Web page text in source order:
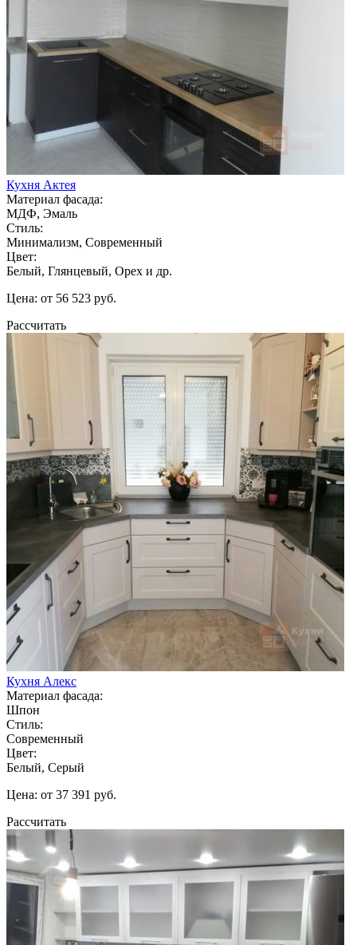
Кухня Актея
Материал фасада:
МДФ, Эмаль
Стиль:
Минимализм, Современный
Цвет:
Белый, Глянцевый, Орех и др.
Цена: от 56 523 руб.
Рассчитать
Кухня Алекс
Материал фасада:
Шпон
Стиль:
Современный
Цвет:
Белый, Серый
Цена: от 37 391 руб.
Рассчитать